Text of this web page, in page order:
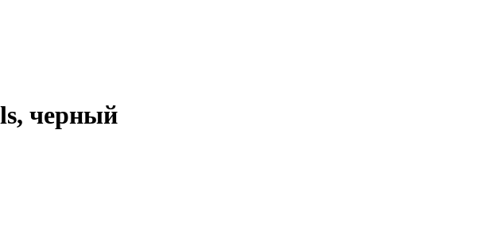
черный